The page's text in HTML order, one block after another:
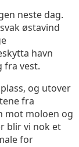
neste dag.
østavind
havn
fra vest.
og utover
fra
mot moloen og
blir vi nok et
for